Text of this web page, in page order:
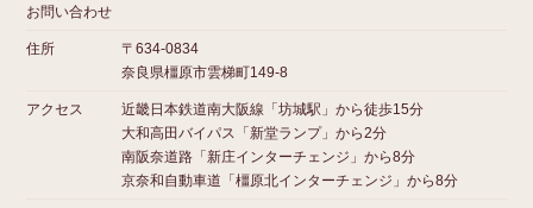
お問い合わせ
住所
〒634-0834
奈良県橿原市雲梯町149-8
アクセス
近畿日本鉄道南大阪線「坊城駅」から徒歩15分
大和高田バイパス「新堂ランプ」から2分
南阪奈道路「新庄インターチェンジ」から8分
京奈和自動車道「橿原北インターチェンジ」から8分